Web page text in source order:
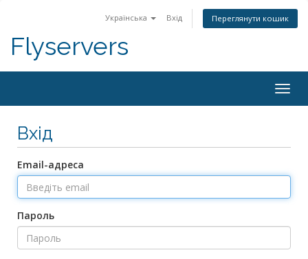
Українська Вхід Переглянути кошик
Flyservers
Вхід
Email-адреса
Пароль